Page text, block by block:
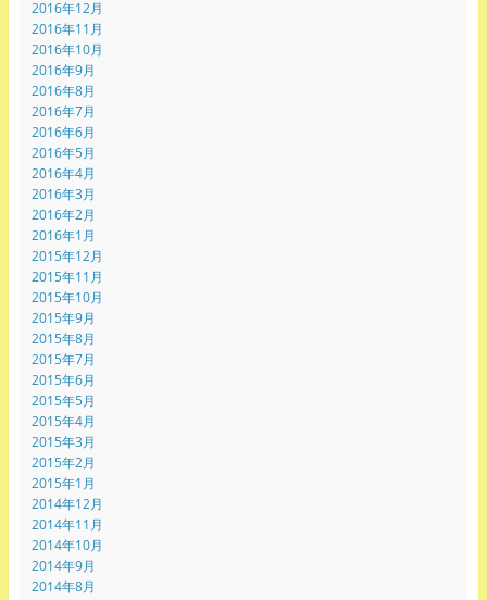
2016年12月
2016年11月
2016年10月
2016年9月
2016年8月
2016年7月
2016年6月
2016年5月
2016年4月
2016年3月
2016年2月
2016年1月
2015年12月
2015年11月
2015年10月
2015年9月
2015年8月
2015年7月
2015年6月
2015年5月
2015年4月
2015年3月
2015年2月
2015年1月
2014年12月
2014年11月
2014年10月
2014年9月
2014年8月